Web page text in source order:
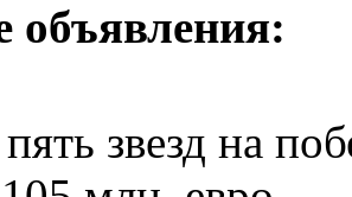
объявления:
звезд на